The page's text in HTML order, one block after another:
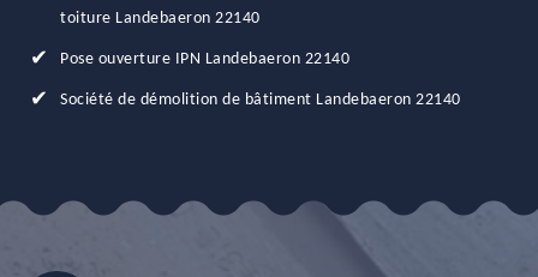
toiture Landebaeron 22140
Pose ouverture IPN Landebaeron 22140
Société de démolition de bâtiment Landebaeron 22140